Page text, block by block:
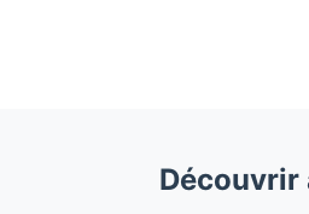
Découvrir